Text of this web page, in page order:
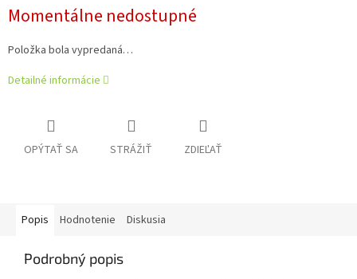
cena:
Momentálne nedostupné
Položka bola vypredaná…
Detailné informácie
OPÝTAŤ SA STRÁŽIŤ ZDIEĽAŤ
Popis Hodnotenie Diskusia
Podrobný popis